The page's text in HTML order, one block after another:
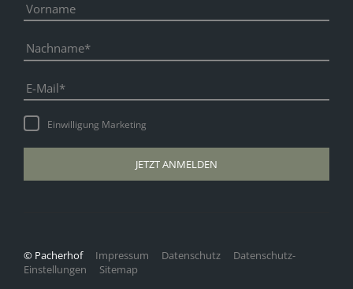
Vorname
Nachname
E-Mail
Einwilligung Marketing
JETZT ANMELDEN
© Pacherhof Impressum Datenschutz
Datenschutz-
Einstellungen
Sitemap